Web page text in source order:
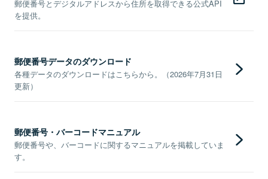
郵便番号とデジタルアドレスから住所を取得できる公式API
を提供。
郵便番号データのダウンロード
各種データのダウンロードはこちらから。（2026年7月31日
更新）
郵便番号・バーコードマニュアル
郵便番号や、バーコードに関するマニュアルを掲載していま
す。